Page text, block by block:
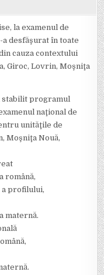
la examenul de
a desfăşurat în toate
cauza contextului
Giroc, Lovrin, Moşniţa
stabilit programul
naţional de
unităţile de
Moşniţa Nouă,
română,
a profilului,
maternă.